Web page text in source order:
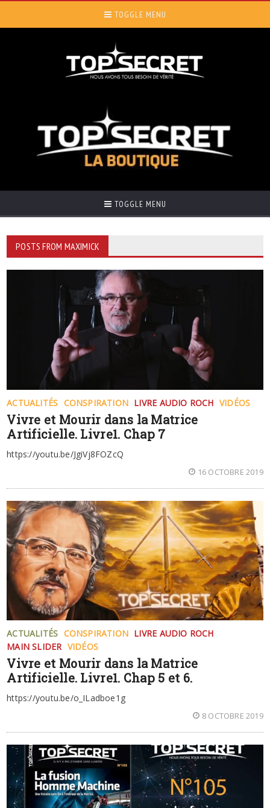
TOGGLE MENU
TOGGLE MENU
POSTS FROM MAXIMICK
ACTUALITÉS CONSPIRATION LIVRE AUDIO ROCH VIDÉOS
Vivre et Mourir dans la Matrice
Artificielle. Livre1. Chap 7
https://youtu.be/JgiVj8FOZcQ
16 OCTOBRE 2019
ACTUALITÉS CONSPIRATION LIVRE AUDIO ROCH
MAIN SLIDER VIDÉOS
Vivre et Mourir dans la Matrice
Artificielle. Livre1. Chap 5 et 6.
https://youtu.be/o_ILadboe1g
8 OCTOBRE 2019